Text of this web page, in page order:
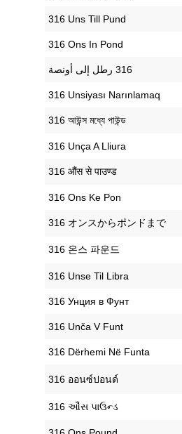
‎316 Uns Till Pund
‎316 Ons In Pond
‎316 Unsiyası Narınlamaq
‎316 আউন্স মধ্যে পাউন্ড
‎316 Unça A Lliura
‎316 औंस से पाउण्ड
‎316 Ons Ke Pon
‎316 オンスからポンドまで
‎316 온스 파운드
‎316 Unse Til Libra
‎316 Унция в Фунт
‎316 Unča V Funt
‎316 Dërhemi Në Funta
‎316 ออนซ์ปอนด์
‎316 ઔંસ પાઉન્ડ